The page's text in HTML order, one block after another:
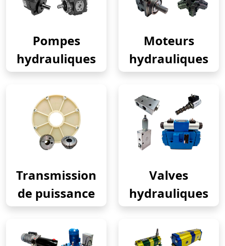
Pompes
hydrauliques
Moteurs
hydrauliques
Transmission
de puissance
Valves
hydrauliques